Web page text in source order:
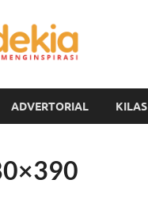
ADVERTORIAL KILAS